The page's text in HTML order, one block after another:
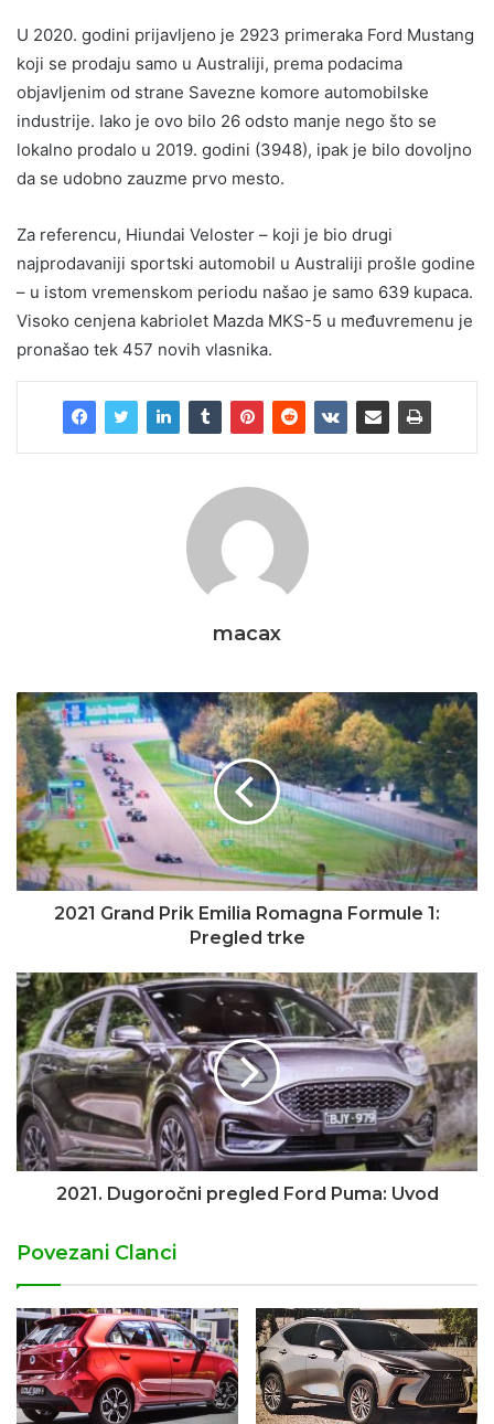
U 2020. godini prijavljeno je 2923 primeraka Ford Mustang
koji se prodaju samo u Australiji, prema podacima
objavljenim od strane Savezne komore automobilske
industrije. Iako je ovo bilo 26 odsto manje nego što se
lokalno prodalo u 2019. godini (3948), ipak je bilo dovoljno
da se udobno zauzme prvo mesto.
Za referencu, Hiundai Veloster – koji je bio drugi
najprodavaniji sportski automobil u Australiji prošle godine
– u istom vremenskom periodu našao je samo 639 kupaca.
Visoko cenjena kabriolet Mazda MKS-5 u međuvremenu je
pronašao tek 457 novih vlasnika.
macax
2021 Grand Prik Emilia Romagna Formule 1:
Pregled trke
2021. Dugoročni pregled Ford Puma: Uvod
Povezani Clanci